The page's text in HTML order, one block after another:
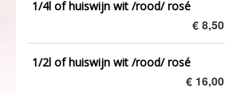
1/4l of huiswijn wit /rood/ rosé
€ 8,50
1/2l of huiswijn wit /rood/ rosé
€ 16,00